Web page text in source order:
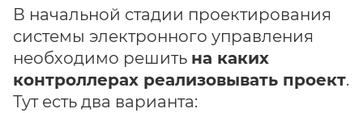
В начальной стадии проектирования
системы электронного управления
необходимо решить на каких
контроллерах реализовывать проект.
Тут есть два варианта: